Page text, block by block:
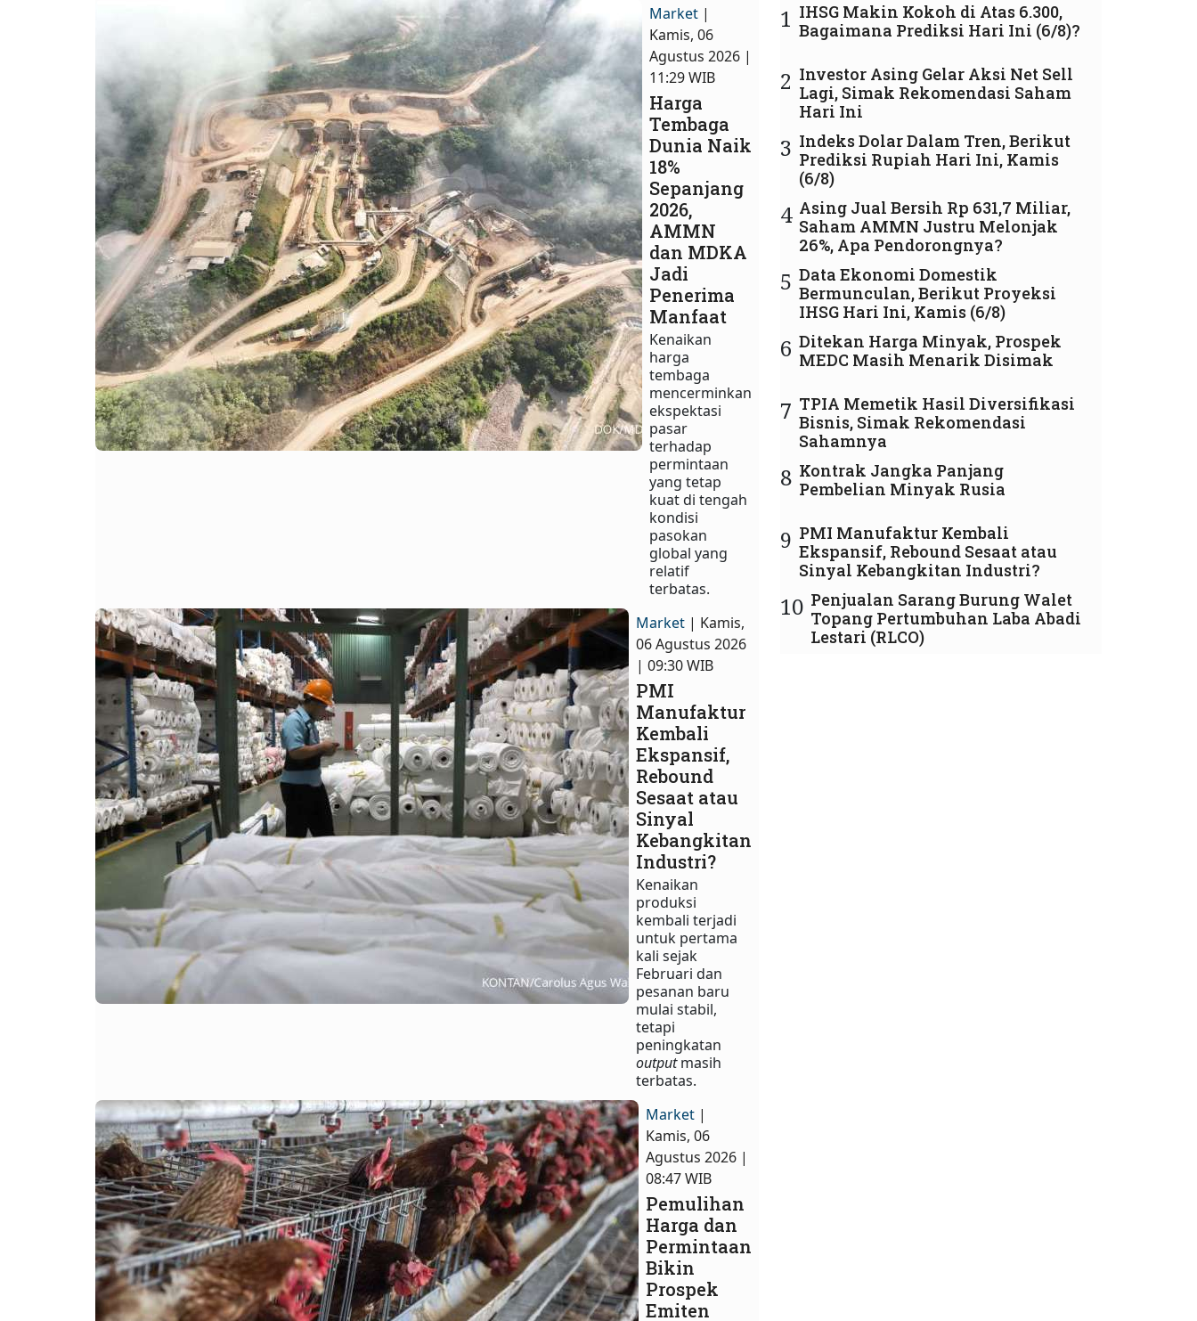
Market |
Kamis, 06
Agustus 2026 |
11:29 WIB
Harga
Tembaga
Dunia Naik
18%
Sepanjang
2026,
AMMN
dan MDKA
Jadi
Penerima
Manfaat
Kenaikan
harga
tembaga
mencerminkan
ekspektasi
pasar
terhadap
permintaan
yang tetap
kuat di tengah
kondisi
pasokan
global yang
relatif
terbatas.
Market | Kamis,
06 Agustus 2026
| 09:30 WIB
PMI
Manufaktur
Kembali
Ekspansif,
Rebound
Sesaat atau
Sinyal
Kebangkitan
Industri?
Kenaikan
produksi
kembali terjadi
untuk pertama
kali sejak
Februari dan
pesanan baru
mulai stabil,
tetapi
peningkatan
outputmasih
terbatas.
Market |
Kamis, 06
Agustus 2026 |
08:47 WIB
Pemulihan
Harga dan
Permintaan
Bikin
Prospek
Emiten
1 IHSG Makin Kokoh di Atas 6.300,
Bagaimana Prediksi Hari Ini (6/8)?
2 Investor Asing Gelar Aksi Net Sell
Lagi, Simak Rekomendasi Saham
Hari Ini
3 Indeks Dolar Dalam Tren, Berikut
Prediksi Rupiah Hari Ini, Kamis
(6/8)
4 Asing Jual Bersih Rp 631,7 Miliar,
Saham AMMN Justru Melonjak
26%, Apa Pendorongnya?
5 Data Ekonomi Domestik
Bermunculan, Berikut Proyeksi
IHSG Hari Ini, Kamis (6/8)
6 Ditekan Harga Minyak, Prospek
MEDC Masih Menarik Disimak
7 TPIA Memetik Hasil Diversifikasi
Bisnis, Simak Rekomendasi
Sahamnya
8 Kontrak Jangka Panjang
Pembelian Minyak Rusia
9 PMI Manufaktur Kembali
Ekspansif, Rebound Sesaat atau
Sinyal Kebangkitan Industri?
10 Penjualan Sarang Burung Walet
Topang Pertumbuhan Laba Abadi
Lestari (RLCO)